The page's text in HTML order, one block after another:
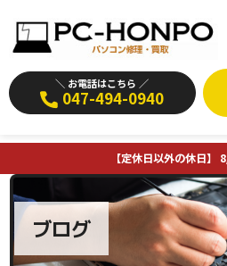
＼ お電話はこちら ／
047-494-0940
【定休日以外の休日】
ブログ